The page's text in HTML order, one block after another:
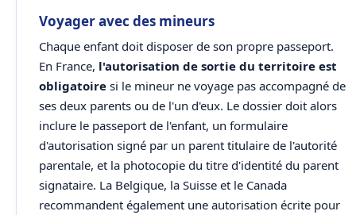
Voyager avec des mineurs
Chaque enfant doit disposer de son propre passeport.
En France, l'autorisation de sortie du territoire est
obligatoire si le mineur ne voyage pas accompagné de
ses deux parents ou de l'un d'eux. Le dossier doit alors
inclure le passeport de l'enfant, un formulaire
d'autorisation signé par un parent titulaire de l'autorité
parentale, et la photocopie du titre d'identité du parent
signataire. La Belgique, la Suisse et le Canada
recommandent également une autorisation écrite pour